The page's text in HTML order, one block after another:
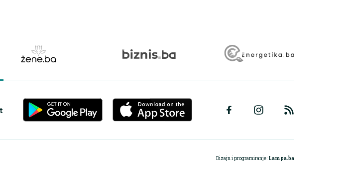
Dizajn i programiranje: Lampa.ba